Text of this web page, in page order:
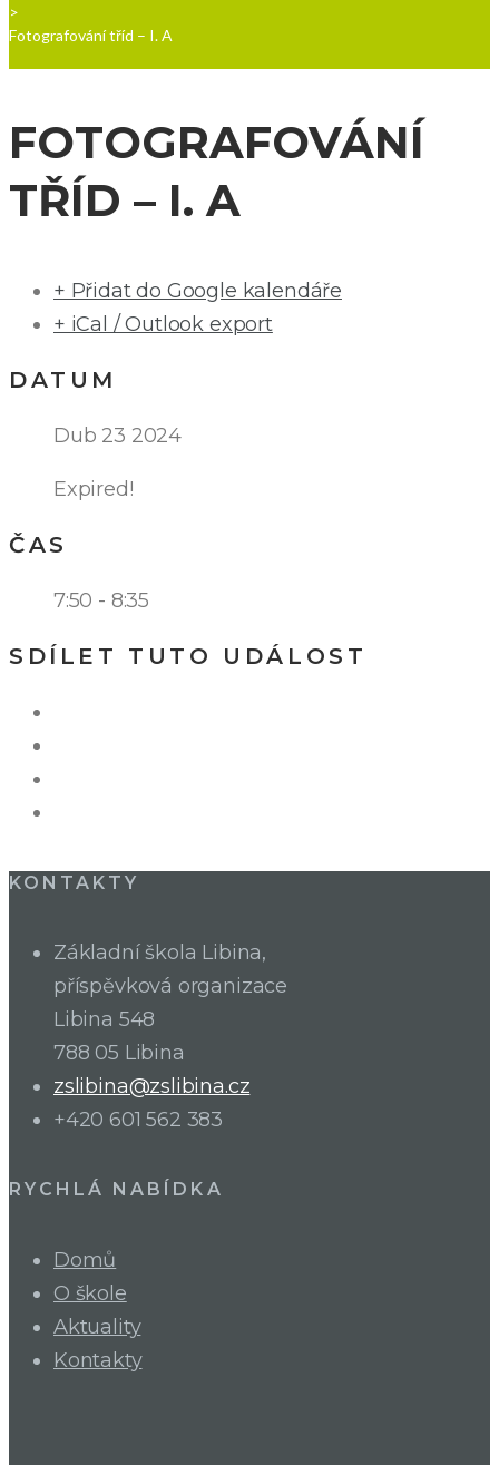
>
Fotografování tříd – I. A
FOTOGRAFOVÁNÍ
TŘÍD – I. A
+ Přidat do Google kalendáře
+ iCal / Outlook export
DATUM
Dub 23 2024
Expired!
ČAS
7:50 - 8:35
SDÍLET TUTO UDÁLOST
KONTAKTY
Základní škola Libina,
příspěvková organizace
Libina 548
788 05 Libina
zslibina@zslibina.cz
+420 601 562 383
RYCHLÁ NABÍDKA
Domů
O škole
Aktuality
Kontakty